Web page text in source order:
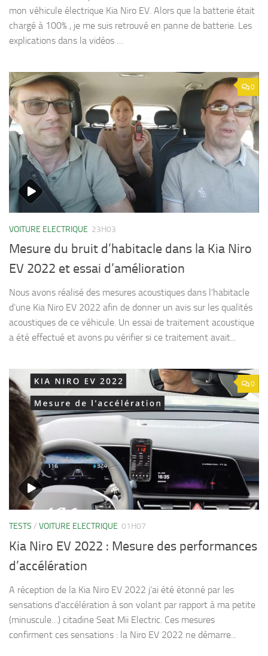
mon véhicule électrique Kia Niro EV. Alors que la batterie était
chargé à 100% , je me suis retrouvé en panne de batterie. Les
explications dans la vidéos …
0
VOITURE ELECTRIQUE 23H03
Mesure du bruit d’habitacle dans la Kia Niro
EV 2022 et essai d’amélioration
Nous avons réalisé des mesures acoustiques dans l’habitacle
d’une Kia Niro EV 2022 afin de donner un avis sur les qualités
acoustiques de ce véhicule. Un essai de traitement acoustique
a été effectué et avons pu vérifier si ce traitement avait...
0
TESTS / VOITURE ELECTRIQUE 01H07
Kia Niro EV 2022 : Mesure des performances
d’accélération
A réception de la Kia Niro EV 2022 j’ai été étonné par les
sensations d’accélération à son volant par rapport à ma petite
(minuscule…) citadine Seat Mii Electric. Ces mesures
confirment ces sensations : la Niro EV 2022 ne démarre...